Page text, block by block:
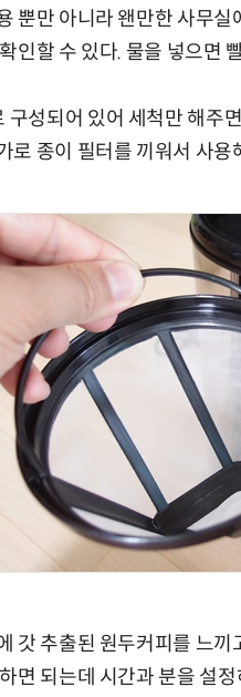
뿐만 아니라 왠만한 사무
인할 수 있다. 물을 넣으면
구성되어 있어 세척만 해주
로 종이 필터를 끼워서 사용
갓 추출된 원두커피를 느
면 되는데 시간과 분을 설